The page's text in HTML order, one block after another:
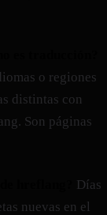
o regiones
distintas con
Son páginas
Días
nuevas en el